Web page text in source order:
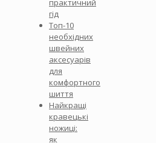
практичний
гід
Топ-10
необхідних
швейних
аксесуарів
для
комфортного
шиття
Найкращі
кравецькі
ножиці:
як